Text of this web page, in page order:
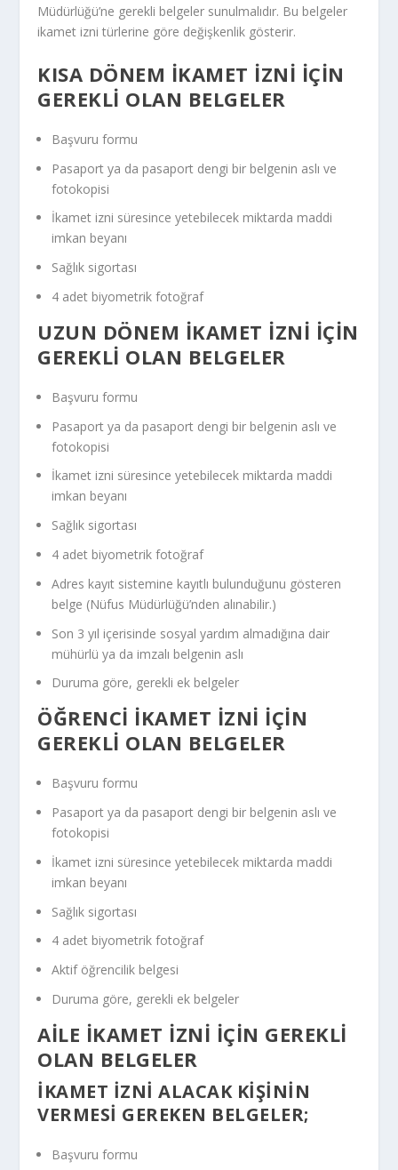
Müdürlüğü’ne gerekli belgeler sunulmalıdır. Bu belgeler
ikamet izni türlerine göre değişkenlik gösterir.
KISA DÖNEM İKAMET İZNI İÇIN
GEREKLI OLAN BELGELER
Başvuru formu
Pasaport ya da pasaport dengi bir belgenin aslı ve
fotokopisi
İkamet izni süresince yetebilecek miktarda maddi
imkan beyanı
Sağlık sigortası
4 adet biyometrik fotoğraf
UZUN DÖNEM İKAMET İZNI İÇIN
GEREKLI OLAN BELGELER
Başvuru formu
Pasaport ya da pasaport dengi bir belgenin aslı ve
fotokopisi
İkamet izni süresince yetebilecek miktarda maddi
imkan beyanı
Sağlık sigortası
4 adet biyometrik fotoğraf
Adres kayıt sistemine kayıtlı bulunduğunu gösteren
belge (Nüfus Müdürlüğü’nden alınabilir.)
Son 3 yıl içerisinde sosyal yardım almadığına dair
mühürlü ya da imzalı belgenin aslı
Duruma göre, gerekli ek belgeler
ÖĞRENCI İKAMET İZNI İÇIN
GEREKLI OLAN BELGELER
Başvuru formu
Pasaport ya da pasaport dengi bir belgenin aslı ve
fotokopisi
İkamet izni süresince yetebilecek miktarda maddi
imkan beyanı
Sağlık sigortası
4 adet biyometrik fotoğraf
Aktif öğrencilik belgesi
Duruma göre, gerekli ek belgeler
AILE İKAMET İZNI İÇIN GEREKLI
OLAN BELGELER
İKAMET İZNI ALACAK KIŞININ
VERMESI GEREKEN BELGELER;
Başvuru formu